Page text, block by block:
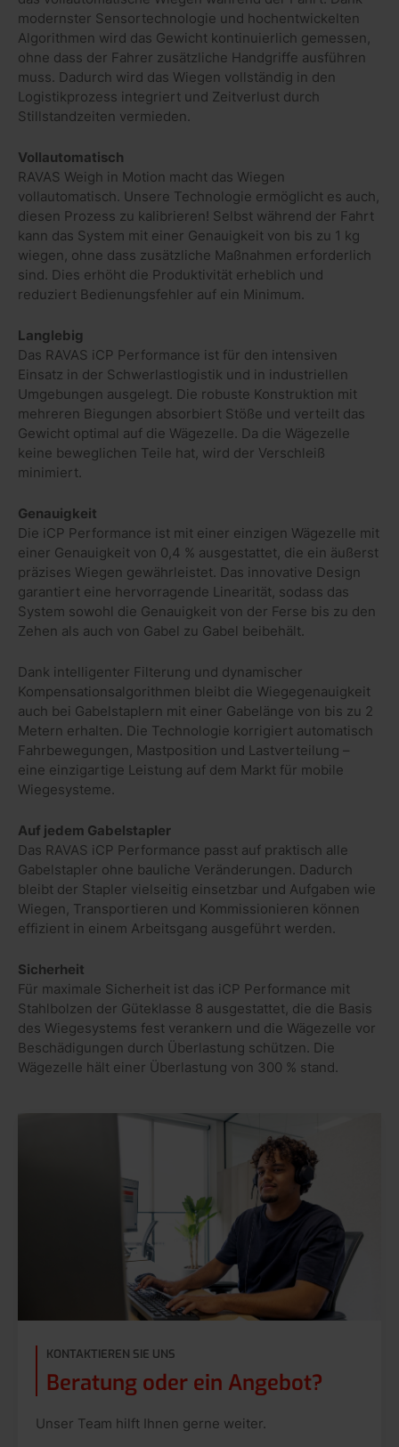
modernster Sensortechnologie und hochentwickelten
Algorithmen wird das Gewicht kontinuierlich gemessen,
ohne dass der Fahrer zusätzliche Handgriffe ausführen
muss. Dadurch wird das Wiegen vollständig in den
Logistikprozess integriert und Zeitverlust durch
Stillstandzeiten vermieden.
Vollautomatisch
RAVAS Weigh in Motion macht das Wiegen
vollautomatisch. Unsere Technologie ermöglicht es auch,
diesen Prozess zu kalibrieren! Selbst während der Fahrt
kann das System mit einer Genauigkeit von bis zu 1 kg
wiegen, ohne dass zusätzliche Maßnahmen erforderlich
sind. Dies erhöht die Produktivität erheblich und
reduziert Bedienungsfehler auf ein Minimum.
Langlebig
Das RAVAS iCP Performance ist für den intensiven
Einsatz in der Schwerlastlogistik und in industriellen
Umgebungen ausgelegt. Die robuste Konstruktion mit
mehreren Biegungen absorbiert Stöße und verteilt das
Gewicht optimal auf die Wägezelle. Da die Wägezelle
keine beweglichen Teile hat, wird der Verschleiß
minimiert.
Genauigkeit
Die iCP Performance ist mit einer einzigen Wägezelle mit
einer Genauigkeit von 0,4 % ausgestattet, die ein äußerst
präzises Wiegen gewährleistet. Das innovative Design
garantiert eine hervorragende Linearität, sodass das
System sowohl die Genauigkeit von der Ferse bis zu den
Zehen als auch von Gabel zu Gabel beibehält.
Dank intelligenter Filterung und dynamischer
Kompensationsalgorithmen bleibt die Wiegegenauigkeit
auch bei Gabelstaplern mit einer Gabelänge von bis zu 2
Metern erhalten. Die Technologie korrigiert automatisch
Fahrbewegungen, Mastposition und Lastverteilung –
eine einzigartige Leistung auf dem Markt für mobile
Wiegesysteme.
Auf jedem Gabelstapler
Das RAVAS iCP Performance passt auf praktisch alle
Gabelstapler ohne bauliche Veränderungen. Dadurch
bleibt der Stapler vielseitig einsetzbar und Aufgaben wie
Wiegen, Transportieren und Kommissionieren können
effizient in einem Arbeitsgang ausgeführt werden.
Sicherheit
Für maximale Sicherheit ist das iCP Performance mit
Stahlbolzen der Güteklasse 8 ausgestattet, die die Basis
des Wiegesystems fest verankern und die Wägezelle vor
Beschädigungen durch Überlastung schützen. Die
Wägezelle hält einer Überlastung von 300 % stand.
KONTAKTIEREN SIE UNS
Beratung oder ein Angebot?
Unser Team hilft Ihnen gerne weiter.